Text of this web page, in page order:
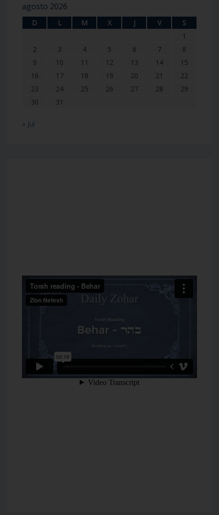
agosto 2026
D L M X J V
S
1
2
3 4 5 6 7
8
9
10 11 12 13 14
15
16
17 18 19 20 21
22
23
24 25 26 27 28
29
30
31
« Jul